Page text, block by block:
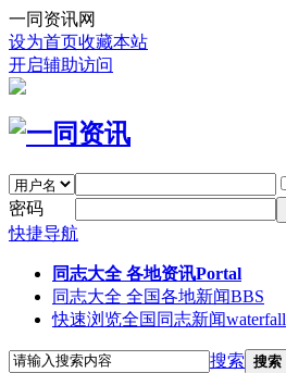
一同资讯网
设为首页收藏本站
开启辅助访问
密码
快捷导航
同志大全 各地资讯Portal
同志大全 全国各地新闻BBS
快速浏览全国同志新闻waterfall
搜索 搜索